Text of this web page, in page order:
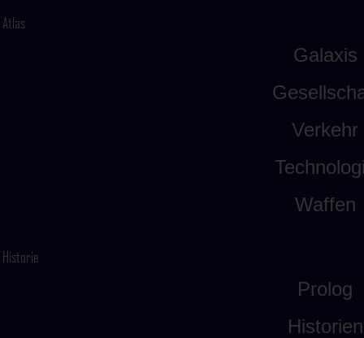
Atlas
Galaxis
Verkehr
Waffen
Historie
Prolog
Historien